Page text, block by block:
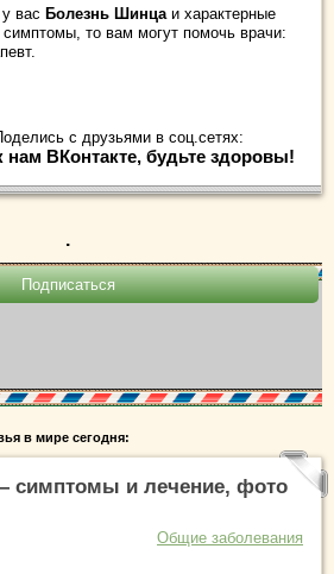
вас Болезнь Шинцаи характерные
симптомы, то вам могут помочь врачи:
с друзьями в соц.сетях:
нам ВКонтакте, будьте здоровы!
.
в мире сегодня:
симптомы и лечение, фото
Общие заболевания